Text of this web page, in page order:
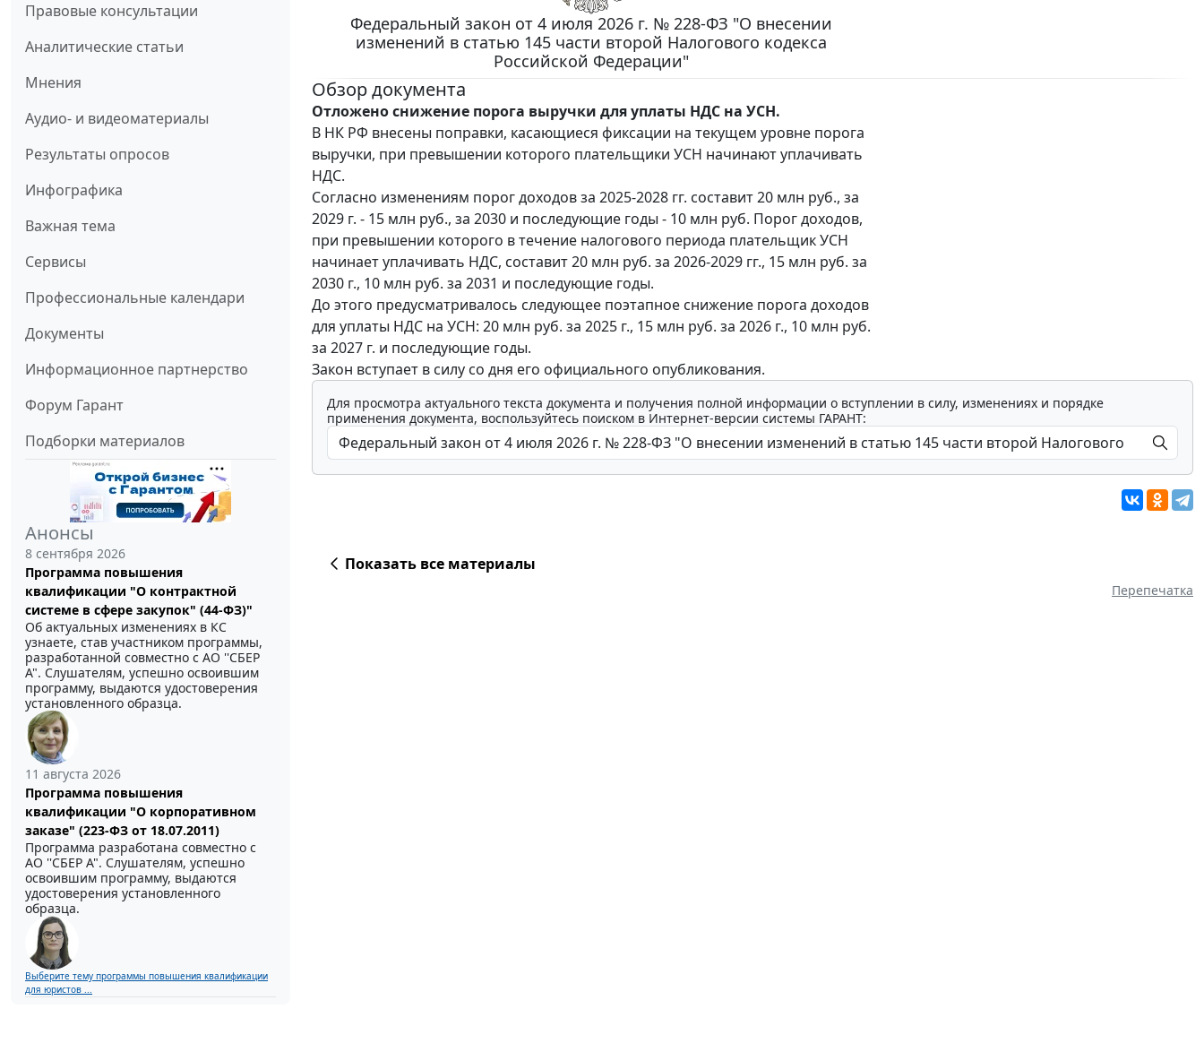
Правовые консультации
Аналитические статьи
Мнения
Аудио- и видеоматериалы
Результаты опросов
Инфографика
Важная тема
Сервисы
Профессиональные календари
Документы
Информационное партнерство
Форум Гарант
Подборки материалов
Анонсы
8 сентября 2026
Программа повышения
квалификации "О контрактной
системе в сфере закупок" (44-ФЗ)"
Об актуальных изменениях в КС
узнаете, став участником программы,
разработанной совместно с АО ''СБЕР
А". Слушателям, успешно освоившим
программу, выдаются удостоверения
установленного образца.
11 августа 2026
Программа повышения
квалификации "О корпоративном
заказе" (223-ФЗ от 18.07.2011)
Программа разработана совместно с
АО ''СБЕР А". Слушателям, успешно
освоившим программу, выдаются
удостоверения установленного
образца.
Выберите тему программы повышения квалификации
для юристов ...
Федеральный закон от 4 июля 2026 г. № 228-ФЗ "О внесении
изменений в статью 145 части второй Налогового кодекса
Российской Федерации"
Обзор документа
Отложено снижение порога выручки для уплаты НДС на УСН.
В НК РФ внесены поправки, касающиеся фиксации на текущем уровне порога
выручки, при превышении которого плательщики УСН начинают уплачивать
НДС.
Согласно изменениям порог доходов за 2025-2028 гг. составит 20 млн руб., за
2029 г. - 15 млн руб., за 2030 и последующие годы - 10 млн руб. Порог доходов,
при превышении которого в течение налогового периода плательщик УСН
начинает уплачивать НДС, составит 20 млн руб. за 2026-2029 гг., 15 млн руб. за
2030 г., 10 млн руб. за 2031 и последующие годы.
До этого предусматривалось следующее поэтапное снижение порога доходов
для уплаты НДС на УСН: 20 млн руб. за 2025 г., 15 млн руб. за 2026 г., 10 млн руб.
за 2027 г. и последующие годы.
Закон вступает в силу со дня его официального опубликования.
Для просмотра актуального текста документа и получения полной информации о вступлении в силу, изменениях и порядке
применения документа, воспользуйтесь поиском в Интернет-версии системы ГАРАНТ:
Показать все материалы
Перепечатка